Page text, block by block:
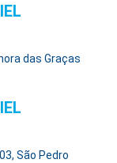
das Graças
São Pedro